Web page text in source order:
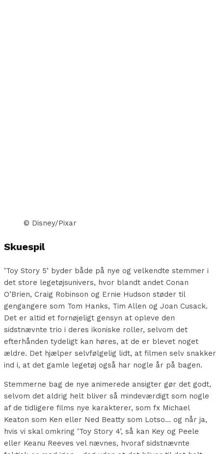
© Disney/Pixar
Skuespil
’Toy Story 5’ byder både på nye og velkendte stemmer i
det store legetøjsunivers, hvor blandt andet Conan
O’Brien, Craig Robinson og Ernie Hudson støder til
gengangere som Tom Hanks, Tim Allen og Joan Cusack.
Det er altid et fornøjeligt gensyn at opleve den
sidstnævnte trio i deres ikoniske roller, selvom det
efterhånden tydeligt kan høres, at de er blevet noget
ældre. Det hjælper selvfølgelig lidt, at filmen selv snakker
ind i, at det gamle legetøj også har nogle år på bagen.
Stemmerne bag de nye animerede ansigter gør det godt,
selvom det aldrig helt bliver så mindeværdigt som nogle
af de tidligere films nye karakterer, som fx Michael
Keaton som Ken eller Ned Beatty som Lotso… og når ja,
hvis vi skal omkring ’Toy Story 4’, så kan Key og Peele
eller Keanu Reeves vel nævnes, hvoraf sidstnævnte